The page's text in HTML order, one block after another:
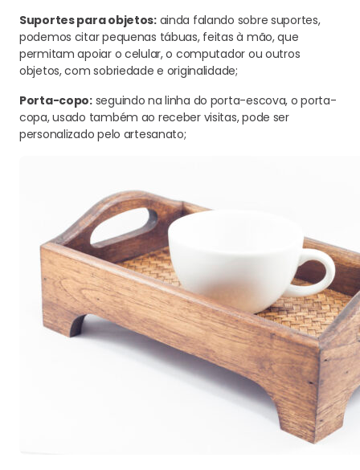
Suportes para objetos:ainda falando sobre suportes,
podemos citar pequenas tábuas, feitas à mão, que
permitam apoiar o celular, o computador ou outros
objetos, com sobriedade e originalidade;
Porta-copo:seguindo na linha do porta-escova, o porta-
copa, usado também ao receber visitas, pode ser
personalizado pelo artesanato;